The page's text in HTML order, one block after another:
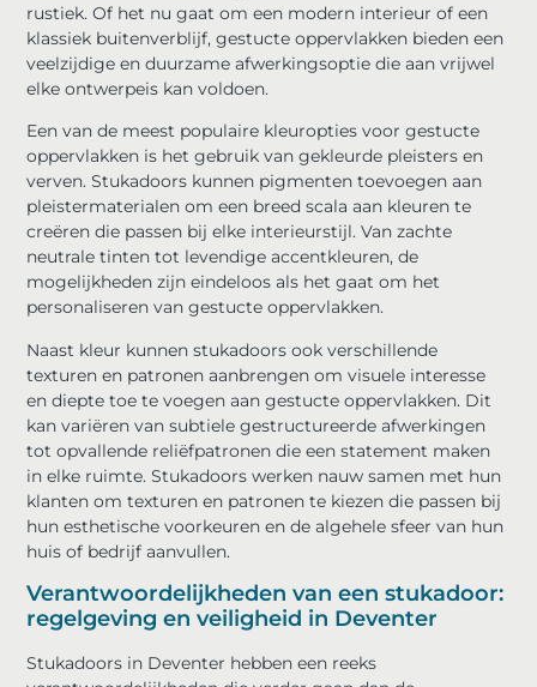
rustiek. Of het nu gaat om een ​​modern interieur of een
klassiek buitenverblijf, gestucte oppervlakken bieden een
veelzijdige en duurzame afwerkingsoptie die aan vrijwel
elke ontwerpeis kan voldoen.
Een van de meest populaire kleuropties voor gestucte
oppervlakken is het gebruik van gekleurde pleisters en
verven. Stukadoors kunnen pigmenten toevoegen aan
pleistermaterialen om een ​​breed scala aan kleuren te
creëren die passen bij elke interieurstijl. Van zachte
neutrale tinten tot levendige accentkleuren, de
mogelijkheden zijn eindeloos als het gaat om het
personaliseren van gestucte oppervlakken.
Naast kleur kunnen stukadoors ook verschillende
texturen en patronen aanbrengen om visuele interesse
en diepte toe te voegen aan gestucte oppervlakken. Dit
kan variëren van subtiele gestructureerde afwerkingen
tot opvallende reliëfpatronen die een statement maken
in elke ruimte. Stukadoors werken nauw samen met hun
klanten om texturen en patronen te kiezen die passen bij
hun esthetische voorkeuren en de algehele sfeer van hun
huis of bedrijf aanvullen.
Verantwoordelijkheden van een stukadoor:
regelgeving en veiligheid in Deventer
Stukadoors in Deventer hebben een reeks